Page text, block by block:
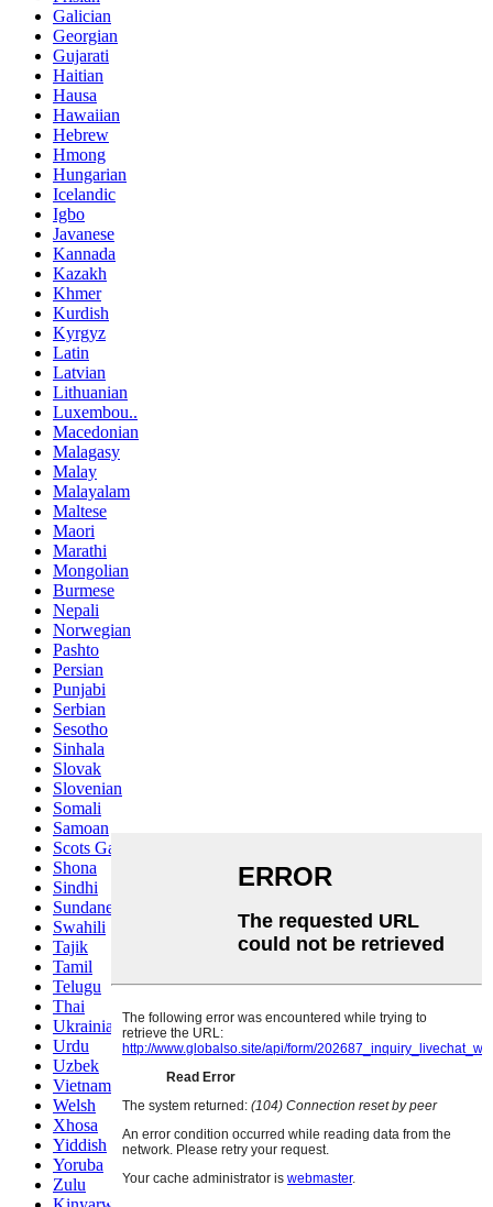
Galician
Georgian
Gujarati
Haitian
Hausa
Hawaiian
Hebrew
Hmong
Hungarian
Icelandic
Igbo
Javanese
Kannada
Kazakh
Khmer
Kurdish
Kyrgyz
Latin
Latvian
Lithuanian
Luxembou..
Macedonian
Malagasy
Malay
Malayalam
Maltese
Maori
Marathi
Mongolian
Burmese
Nepali
Norwegian
Pashto
Persian
Punjabi
Serbian
Sesotho
Sinhala
Slovak
Slovenian
Somali
Samoan
Scots Gaelic
Shona
Sindhi
Sundanese
Swahili
Tajik
Tamil
Telugu
Thai
Ukrainian
Urdu
Uzbek
Vietnamese
Welsh
Xhosa
Yiddish
Yoruba
Zulu